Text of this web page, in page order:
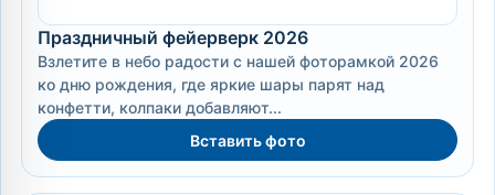
Праздничный фейерверк 2026
Взлетите в небо радости с нашей фоторамкой 2026
ко дню рождения, где яркие шары парят над
конфетти, колпаки добавляют...
Вставить фото